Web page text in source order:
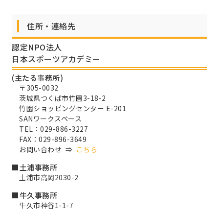
住所・連絡先
認定NPO法人
日本スポーツアカデミー
(主たる事務所)
〒305-0032
茨城県つくば市竹園3-18-2
竹園ショッピングセンター E-201
SANワークスペース
TEL：029-886-3227
FAX：029-896-3649
お問い合わせ ⇒ こちら
■土浦事務所
土浦市高岡2030-2
■牛久事務所
牛久市神谷1-1-7